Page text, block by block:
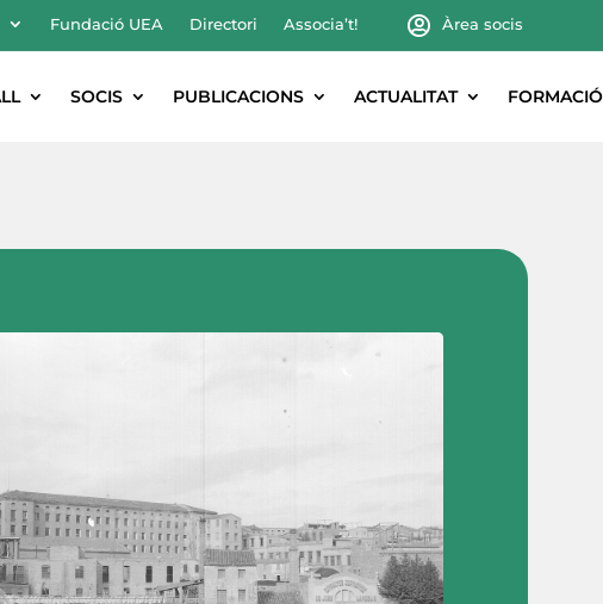
Fundació UEA Directori Associa’t! Àrea socis
SOCIS PUBLICACIONS ACTUALITAT FORMACIÓ